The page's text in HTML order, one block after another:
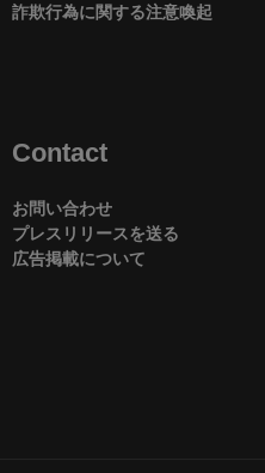
詐欺行為に関する注意喚起
Contact
お問い合わせ
プレスリリースを送る
広告掲載について